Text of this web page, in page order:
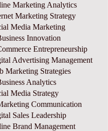
Marketing Analytics
Marketing Strategy
Media Marketing
Innovation
Entrepreneurship
Advertising Management
Marketing Strategies
Analytics
Media Strategy
Communication
Sales Leadership
Brand Management